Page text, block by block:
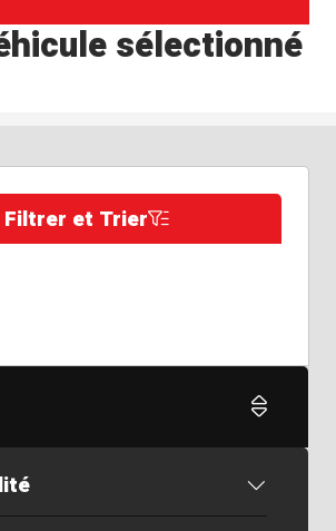
sélectionné
Filtrer et Trier